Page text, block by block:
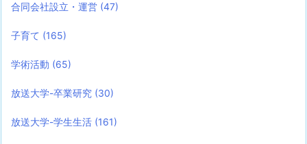
合同会社設立・運営 (47)
子育て (165)
学術活動 (65)
放送大学-卒業研究 (30)
放送大学-学生生活 (161)